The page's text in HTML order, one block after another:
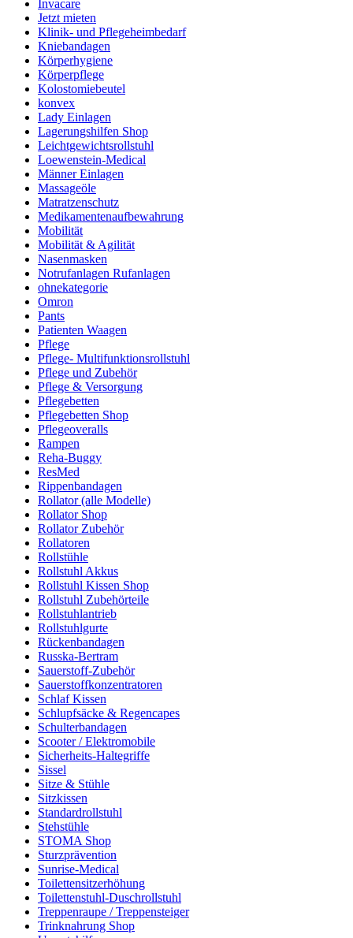
Invacare
Jetzt mieten
Klinik- und Pflegeheimbedarf
Kniebandagen
Körperhygiene
Körperpflege
Kolostomiebeutel
konvex
Lady Einlagen
Lagerungshilfen Shop
Leichtgewichtsrollstuhl
Loewenstein-Medical
Männer Einlagen
Massageöle
Matratzenschutz
Medikamentenaufbewahrung
Mobilität
Mobilität & Agilität
Nasenmasken
Notrufanlagen Rufanlagen
ohnekategorie
Omron
Pants
Patienten Waagen
Pflege
Pflege- Multifunktionsrollstuhl
Pflege und Zubehör
Pflege & Versorgung
Pflegebetten
Pflegebetten Shop
Pflegeoveralls
Rampen
Reha-Buggy
ResMed
Rippenbandagen
Rollator (alle Modelle)
Rollator Shop
Rollator Zubehör
Rollatoren
Rollstühle
Rollstuhl Akkus
Rollstuhl Kissen Shop
Rollstuhl Zubehörteile
Rollstuhlantrieb
Rollstuhlgurte
Rückenbandagen
Russka-Bertram
Sauerstoff-Zubehör
Sauerstoffkonzentratoren
Schlaf Kissen
Schlupfsäcke & Regencapes
Schulterbandagen
Scooter / Elektromobile
Sicherheits-Haltegriffe
Sissel
Sitze & Stühle
Sitzkissen
Standardrollstuhl
Stehstühle
STOMA Shop
Sturzprävention
Sunrise-Medical
Toilettensitzerhöhung
Toilettenstuhl-Duschrollstuhl
Treppenraupe / Treppensteiger
Trinknahrung Shop